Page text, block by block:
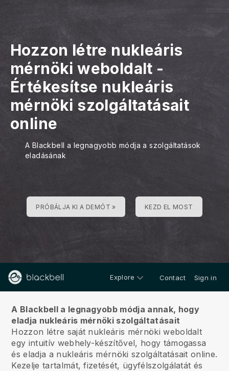
Hozzon létre nukleáris
mérnöki weboldalt -
Értékesítse nukleáris
mérnöki szolgáltatásait
online
A Blackbell a legnagyobb módja a szolgáltatások
eladásának
PRÓBÁLJA KI A DEMÓT » KEZD EL MOST
Explore Contact Sign in
A Blackbell a legnagyobb módja annak, hogy
eladja nukleáris mérnöki szolgáltatásait
Hozzon létre saját nukleáris mérnöki weboldalt
egy intuitív webhely-készítővel, hogy támogassa
és eladja a nukleáris mérnöki szolgáltatásait online.
Kezelje tartalmát, fizetését, ügyfélszolgálatát és